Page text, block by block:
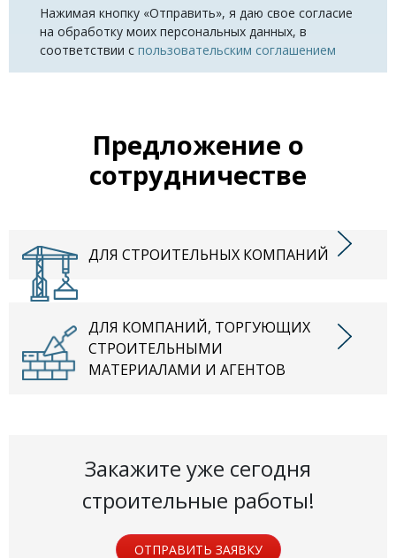
Нажимая кнопку «Отправить», я даю свое согласие
на обработку моих персональных данных, в
соответствии с пользовательским соглашением
Предложение о
сотрудничестве
ДЛЯ СТРОИТЕЛЬНЫХ КОМПАНИЙ
ДЛЯ КОМПАНИЙ, ТОРГУЮЩИХ
СТРОИТЕЛЬНЫМИ
МАТЕРИАЛАМИ И АГЕНТОВ
Закажите уже сегодня
строительные работы!
ОТПРАВИТЬ ЗАЯВКУ